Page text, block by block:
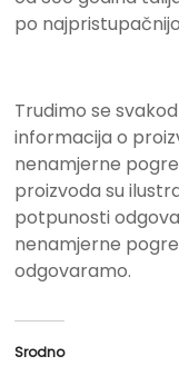
po
Trudimo se
informacija o
nenamjerne
proizvoda su
potpunosti
nenamjerne
odgovaramo.
Srodno